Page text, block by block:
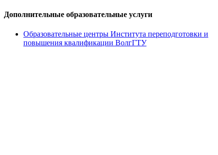
Дополнительные образовательные услуги
Образовательные центры Института переподготовки и
повышения квалификации ВолгГТУ